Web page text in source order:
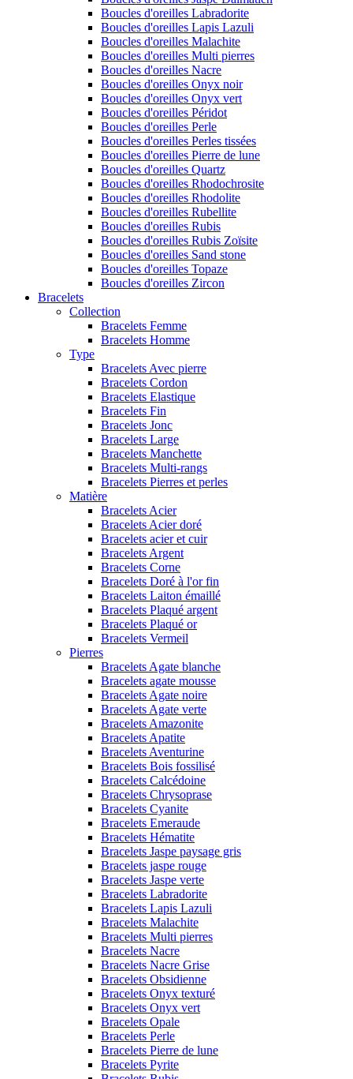
Boucles d'oreilles Labradorite
Boucles d'oreilles Lapis Lazuli
Boucles d'oreilles Malachite
Boucles d'oreilles Multi pierres
Boucles d'oreilles Nacre
Boucles d'oreilles Onyx noir
Boucles d'oreilles Onyx vert
Boucles d'oreilles Péridot
Boucles d'oreilles Perle
Boucles d'oreilles Perles tissées
Boucles d'oreilles Pierre de lune
Boucles d'oreilles Quartz
Boucles d'oreilles Rhodochrosite
Boucles d'oreilles Rhodolite
Boucles d'oreilles Rubellite
Boucles d'oreilles Rubis
Boucles d'oreilles Rubis Zoïsite
Boucles d'oreilles Sand stone
Boucles d'oreilles Topaze
Boucles d'oreilles Zircon
Bracelets
Collection
Bracelets Femme
Bracelets Homme
Type
Bracelets Avec pierre
Bracelets Cordon
Bracelets Elastique
Bracelets Fin
Bracelets Jonc
Bracelets Large
Bracelets Manchette
Bracelets Multi-rangs
Bracelets Pierres et perles
Matière
Bracelets Acier
Bracelets Acier doré
Bracelets acier et cuir
Bracelets Argent
Bracelets Corne
Bracelets Doré à l'or fin
Bracelets Laiton émaillé
Bracelets Plaqué argent
Bracelets Plaqué or
Bracelets Vermeil
Pierres
Bracelets Agate blanche
Bracelets agate mousse
Bracelets Agate noire
Bracelets Agate verte
Bracelets Amazonite
Bracelets Apatite
Bracelets Aventurine
Bracelets Bois fossilisé
Bracelets Calcédoine
Bracelets Chrysoprase
Bracelets Cyanite
Bracelets Emeraude
Bracelets Hématite
Bracelets Jaspe paysage gris
Bracelets jaspe rouge
Bracelets Jaspe verte
Bracelets Labradorite
Bracelets Lapis Lazuli
Bracelets Malachite
Bracelets Multi pierres
Bracelets Nacre
Bracelets Nacre Grise
Bracelets Obsidienne
Bracelets Onyx texturé
Bracelets Onyx vert
Bracelets Opale
Bracelets Perle
Bracelets Pierre de lune
Bracelets Pyrite